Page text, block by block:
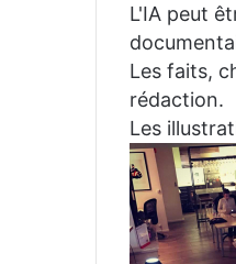
L'IA peut
Les faits,
rédaction.
Les